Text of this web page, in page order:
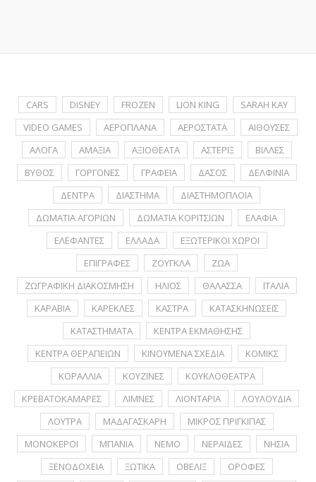
CARS DISNEY FROZEN LION KING
SARAH KAY
VIDEO GAMES
ΑΕΡΟΠΛΑΝΑ ΑΕΡΟΣΤΑΤΑ
ΑΙΘΟΥΣΕΣ
ΑΛΟΓΑ
ΑΜΑΞΙΑ ΑΞΙΟΘΕΑΤΑ ΑΣΤΕΡΙΞ
ΒΙΛΛΕΣ
ΒΥΘΟΣ
ΓΟΡΓΟΝΕΣ ΓΡΑΦΕΙΑ ΔΑΣΟΣ
ΔΕΛΦΙΝΙΑ
ΔΕΝΤΡΑ
ΔΙΑΣΤΗΜΑ
ΔΙΑΣΤΗΜΟΠΛΟΙΑ
ΔΩΜΑΤΙΑ ΑΓΟΡΙΩΝ
ΔΩΜΑΤΙΑ ΚΟΡΙΤΣΙΩΝ
ΕΛΑΦΙΑ
ΕΛΕΦΑΝΤΕΣ
ΕΛΛΑΔΑ
ΕΞΩΤΕΡΙΚΟΙ ΧΩΡΟΙ
ΕΠΙΓΡΑΦΕΣ
ΖΟΥΓΚΛΑ
ΖΩΑ
ΖΩΓΡΑΦΙΚΗ ΔΙΑΚΟΣΜΗΣΗ
ΗΛΙΟΣ ΘΑΛΑΣΣΑ
ΙΤΑΛΙΑ
ΚΑΡΑΒΙΑ
ΚΑΡΕΚΛΕΣ ΚΑΣΤΡΑ
ΚΑΤΑΣΚΗΝΩΣΕΙΣ
ΚΑΤΑΣΤΗΜΑΤΑ
ΚΕΝΤΡΑ ΕΚΜΑΘΗΣΗΣ
ΚΕΝΤΡΑ ΘΕΡΑΠΕΙΩΝ
ΚΙΝΟΥΜΕΝΑ ΣΧΕΔΙΑ
ΚΟΜΙΚΣ
ΚΟΡΑΛΛΙΑ
ΚΟΥΖΙΝΕΣ
ΚΟΥΚΛΟΘΕΑΤΡΑ
ΚΡΕΒΑΤΟΚΑΜΑΡΕΣ
ΛΙΜΝΕΣ ΛΙΟΝΤΑΡΙΑ
ΛΟΥΛΟΥΔΙΑ
ΛΟΥΤΡΑ
ΜΑΔΑΓΑΣΚΑΡΗ
ΜΙΚΡΟΣ ΠΡΙΓΚΙΠΑΣ
ΜΟΝΟΚΕΡΟΙ
ΜΠΑΝΙΑ ΝΕΜΟ ΝΕΡΑΪΔΕΣ
ΝΗΣΙΑ
ΞΕΝΟΔΟΧΕΙΑ
ΞΩΤΙΚΑ ΟΒΕΛΙΞ
ΟΡΟΦΕΣ